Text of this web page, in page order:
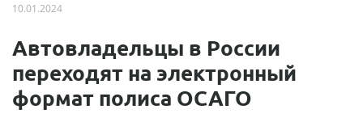
10.01.2024
Автовладельцы в России
переходят на электронный
формат полиса ОСАГО